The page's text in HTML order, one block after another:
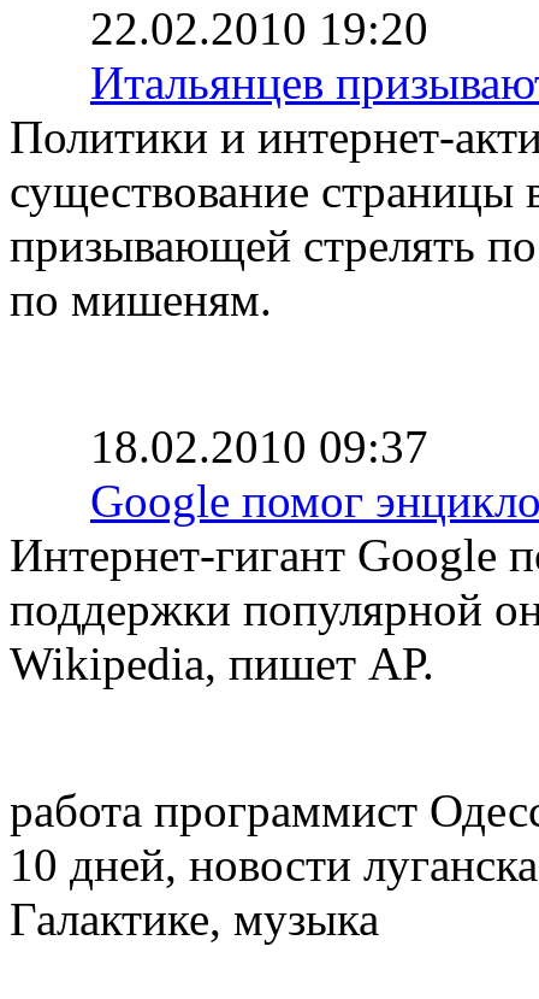
22.02.2010 19:20
Итальянцев
Политики и интернет-
существование страницы
призывающей стрелять
по мишеням.
18.02.2010 09:37
Google помог
Интернет-гигант Google
поддержки популярной
Wikipedia, пишет АР.
работа программист
10 дней, новости
Галактике, музыка